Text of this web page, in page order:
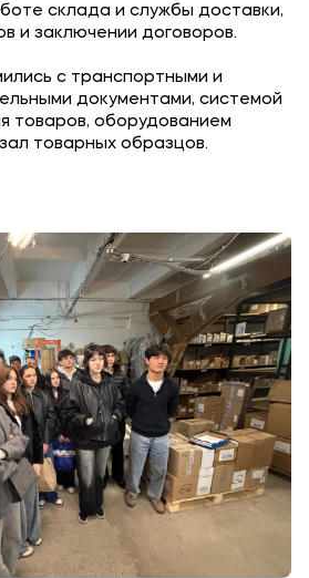
склада и службы доставки,
и заключении договоров.
с транспортными и
документами, системой
товаров, оборудованием
товарных образцов.